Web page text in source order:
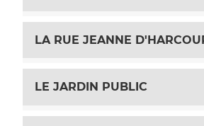
LA RUE JEANNE
LE JARDIN PUBLIC